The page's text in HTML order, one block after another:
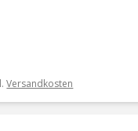
Versandkosten